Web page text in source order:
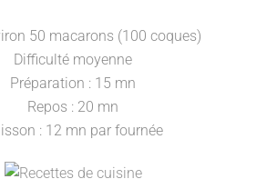
50 macarons (100 coques)
Difficulté moyenne
Préparation : 15 mn
Repos : 20 mn
: 12 mn par fournée